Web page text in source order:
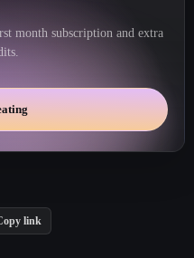
month subscription and extra
link